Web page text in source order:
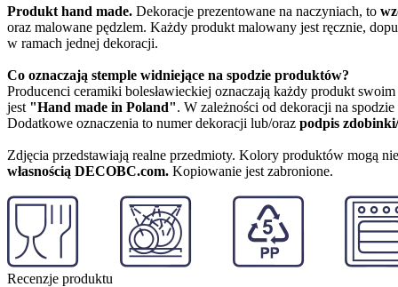
Produkt hand made. Dekoracje prezentowane na naczyniach, to
oraz malowane pędzlem. Każdy produkt malowany jest ręcznie,
w ramach jednej dekoracji.
Co oznaczają stemple widniejące na spodzie produktów?
Producenci ceramiki bolesławieckiej oznaczają każdy produkt swoim
jest "Hand made in Poland". W zależności od dekoracji na
Dodatkowe oznaczenia to numer dekoracji lub/oraz podpis
Zdjęcia przedstawiają realne przedmioty. Kolory produktów mogą
własnością DECOBC.com. Kopiowanie jest zabronione.
Recenzje produktu